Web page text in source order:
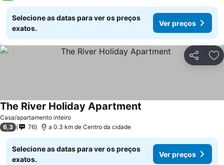
Selecione as datas para ver os preços
exatos.
Ver preços
Partilhar
Casa/apartamento inteiro
The River Holiday Apartment
6,3 76 a 0.3 km de Centro da cidade
Selecione as datas para ver os preços
exatos.
Ver preços